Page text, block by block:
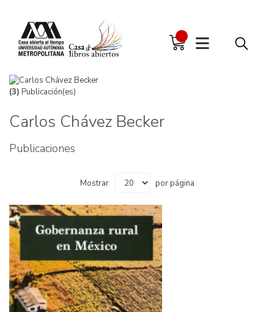
(3) Publicación(es)
Carlos Chávez Becker
Publicaciones
Mostrar por página